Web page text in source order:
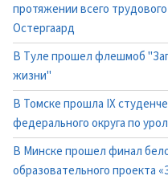
протяжении всего
Остергаард
В Туле прошел флешмоб
жизни"
В Томске прошла IX
федерального округа по
В Минске прошел финал
образовательного проекта